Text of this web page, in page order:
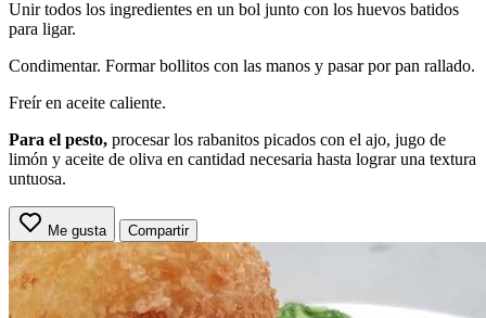
Unir todos los ingredientes en un bol junto con los huevos batidos
para ligar.
Condimentar. Formar bollitos con las manos y pasar por pan rallado.
Freír en aceite caliente.
Para el pesto, procesar los rabanitos picados con el ajo, jugo de
limón y aceite de oliva en cantidad necesaria hasta lograr una textura
untuosa.
Me gusta Compartir